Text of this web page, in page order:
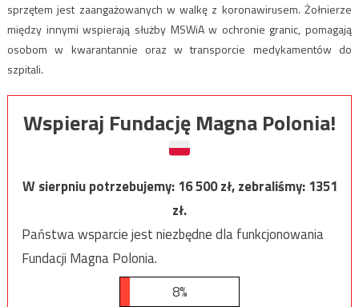
sprzętem jest zaangażowanych w walkę z koronawirusem. Żołnierze
między innymi wspierają służby MSWiA w ochronie granic, pomagają
osobom w kwarantannie oraz w transporcie medykamentów do
szpitali.
Wspieraj Fundację Magna Polonia!
W sierpniu potrzebujemy:16 500zł, zebraliśmy:1351
zł.
Państwa wsparcie jest niezbędne dla funkcjonowania
Fundacji Magna Polonia.
8%